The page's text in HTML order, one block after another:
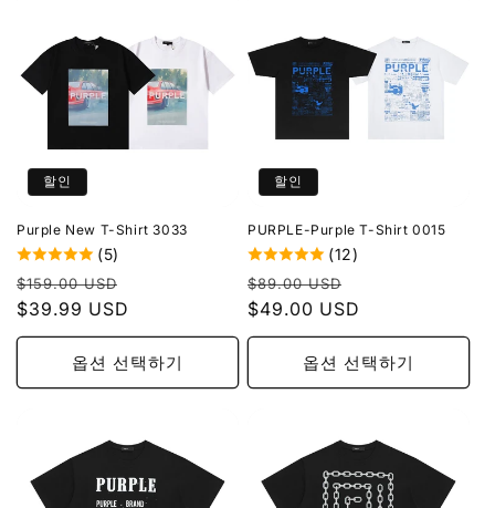
할인
Purple New T-Shirt 3033
(5)
정
가
$159.00 USD
가
$39.99 USD
옵션 선택하기
할인
PURPLE-Purple T-Shirt 0015
(12)
정
가
$89.00 USD
인
가
$49.00 USD
옵션 선택하기